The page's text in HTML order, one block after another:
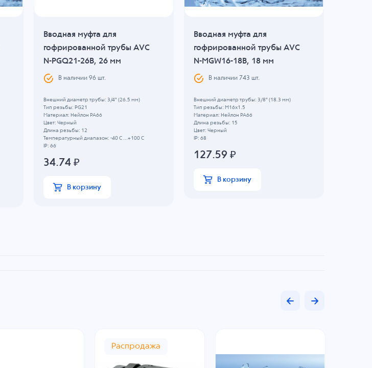
Вводная муфта для
гофрированной трубы AVC
N-PGQ21-26B, 26 мм
В наличии 96шт.
Внешний диаметр трубы: 3/4" (26.5 мм)
Тип резьбы: PG21
Материал: Нейлон PA66
Цвет: Черный
Длина резьбы: 12
Температурный диапазон: -40 C ...+100 C
IP: 66
34.74₽
В корзину
Вводная муфта для
гофрированной трубы AVC
N-MGW16-18B, 18 мм
В наличии 743 шт.
Внешний диаметр трубы: 3/8" (18.3 мм)
Тип резьбы: M16x1.5
Материал: Нейлон PA66
Длина резьбы: 15
Цвет: Черный
IP: 68
127.59 ₽
В корзину
Распродажа